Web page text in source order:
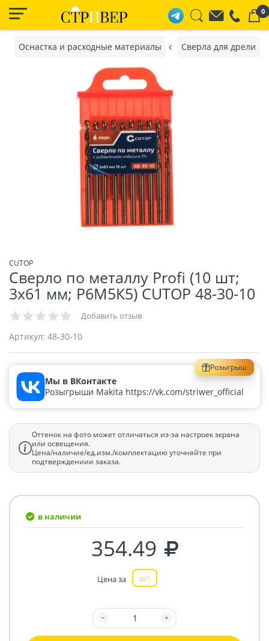
0
Оснастка и расходные материалы Сверла для дрели
CUTOP
Сверло по металлу Profi (10 шт;
3х61 мм; Р6М5К5) CUTOP 48-30-10
Добавить отзыв
Артикул: 48-30-10
Розыгрыш
Мы в ВКонтакте
Розыгрыши Makita https://vk.com/striwer_official
Оттенок на фото может отличаться из-за настроек экрана
или освещения.
Цена/наличие/ед.изм./комплектацию уточняйте при
подтверждениии заказа.
в наличии
354.49
Цена за шт